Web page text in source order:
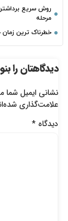
روش سریع برداشتن
مرحله
خطرناک‌ ترین زمان‌
دیدگاهتان را
نشانی ایمیل شما
علامت‌گذاری شده‌اند
دیدگاه*